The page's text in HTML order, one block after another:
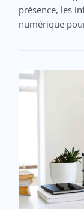
présence, les
numérique